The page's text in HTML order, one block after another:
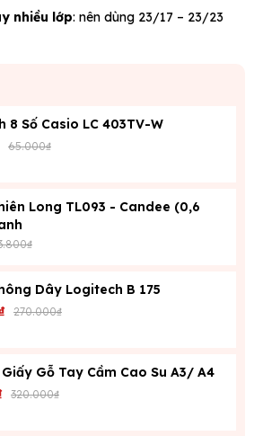
nhiều lớp: nên dùng 23/17 – 23/23
8 Số Casio LC 403TV-W
65.000₫
Long TL093 - Candee (0,6
Dây Logitech B 175
270.000₫
Gỗ Tay Cầm Cao Su A3/ A4
320.000₫